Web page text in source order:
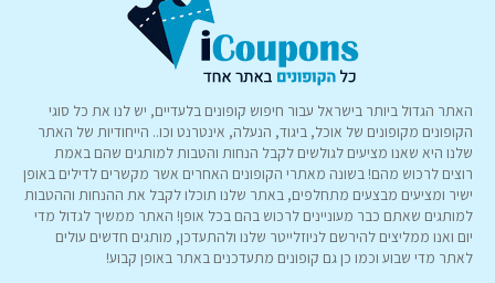
האתר הגדול ביותר בישראל עבור חיפוש קופונים בלעדיים, יש לנו את כל סוגי
הקופונים מקופונים של אוכל, ביגוד, הנעלה, אינטרנט וכו.. הייחודיות של האתר
שלנו היא שאנו מציעים לגולשים לקבל הנחות והטבות למותגים שהם באמת
רוצים לרכוש מהם! בשונה מאתרי הקופונים האחרים אשר מקשרים לדילים באופן
ישיר ומציעים מבצעים מתחלפים, באתר שלנו תוכלו לקבל את ההנחות וההטבות
למותגים שאתם כבר מעוניינים לרכוש בהם בכל אופן! האתר ממשיך לגדול מדי
יום ואנו ממליצים להירשם לניוזלייטר שלנו ולהתעדכן, מותגים חדשים עולים
לאתר מדי שבוע וכמו כן גם קופונים מתעדכנים באתר באופן קבוע!